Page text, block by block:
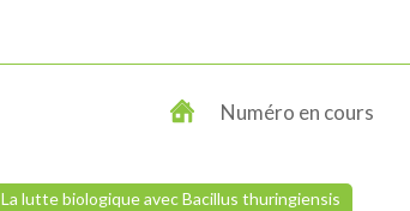
Numéro en cours
La lutte biologique avec Bacillus thuringiensis